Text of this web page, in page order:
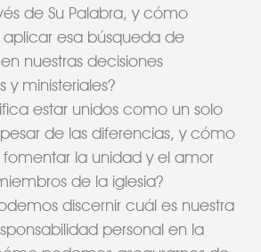
de Su Palabra, y cómo
esa búsqueda de
nuestras decisiones
y ministeriales?
estar unidos como un solo
de las diferencias, y cómo
la unidad y el amor
de la iglesia?
discernir cuál es nuestra
personal en la